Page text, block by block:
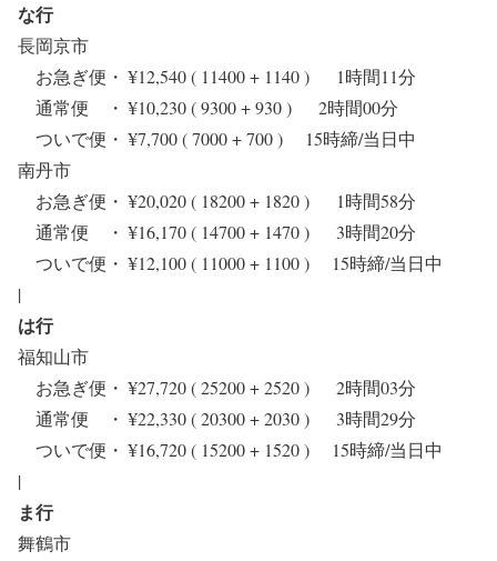
な行
長岡京市
お急ぎ便・ ¥12,540 ( 11400 + 1140 ) 1時間11分
通常便 ・ ¥10,230 ( 9300 + 930 ) 2時間00分
ついで便・ ¥7,700 ( 7000 + 700 ) 15時締/当日中
南丹市
お急ぎ便・ ¥20,020 ( 18200 + 1820 ) 1時間58分
通常便 ・ ¥16,170 ( 14700 + 1470 ) 3時間20分
ついで便・ ¥12,100 ( 11000 + 1100 ) 15時締/当日中
|
は行
福知山市
お急ぎ便・ ¥27,720 ( 25200 + 2520 ) 2時間03分
通常便 ・ ¥22,330 ( 20300 + 2030 ) 3時間29分
ついで便・ ¥16,720 ( 15200 + 1520 ) 15時締/当日中
|
ま行
舞鶴市